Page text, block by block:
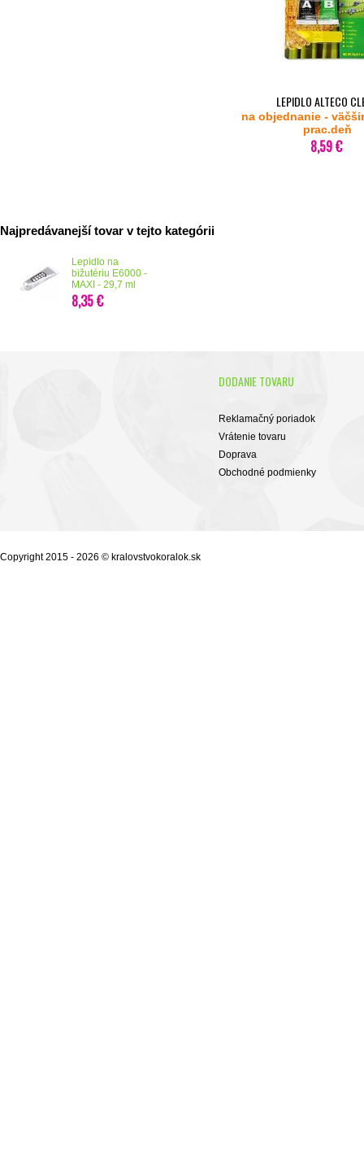
LEPIDLO ALTECO
na objednanie -
prac.deň
8,59 €
Najpredávanejší tovar v tejto kategórii
Lepidlo na
bižutériu E6000 -
MAXI - 29,7 ml
8,35 €
DODANIE TOVARU
Reklamačný poriadok
Vrátenie tovaru
Doprava
Obchodné podmienky
Copyright 2015 - 2026 © kralovstvokoralok.sk